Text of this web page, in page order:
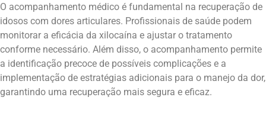
O acompanhamento médico é fundamental na recuperação de
idosos com dores articulares. Profissionais de saúde podem
monitorar a eficácia da xilocaína e ajustar o tratamento
conforme necessário. Além disso, o acompanhamento permite
a identificação precoce de possíveis complicações e a
implementação de estratégias adicionais para o manejo da dor,
garantindo uma recuperação mais segura e eficaz.